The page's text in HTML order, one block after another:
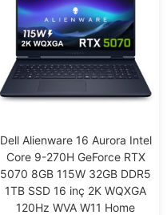
Dell Alienware 16 Aurora Intel
Core 9-270H GeForce RTX
5070 8GB 115W 32GB DDR5
1TB SSD 16 inç 2K WQXGA
120Hz WVA W11 Home